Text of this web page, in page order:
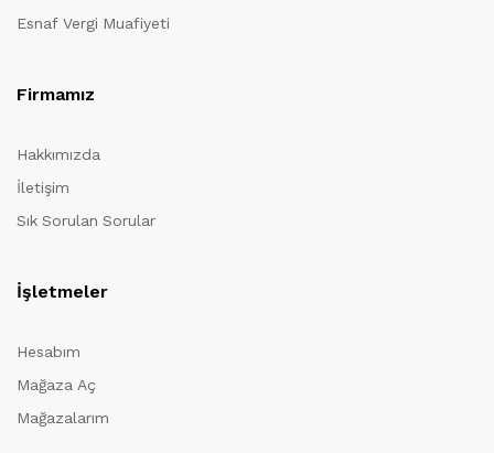
Esnaf Vergi Muafiyeti
Firmamız
Hakkımızda
İletişim
Sık Sorulan Sorular
İşletmeler
Hesabım
Mağaza Aç
Mağazalarım